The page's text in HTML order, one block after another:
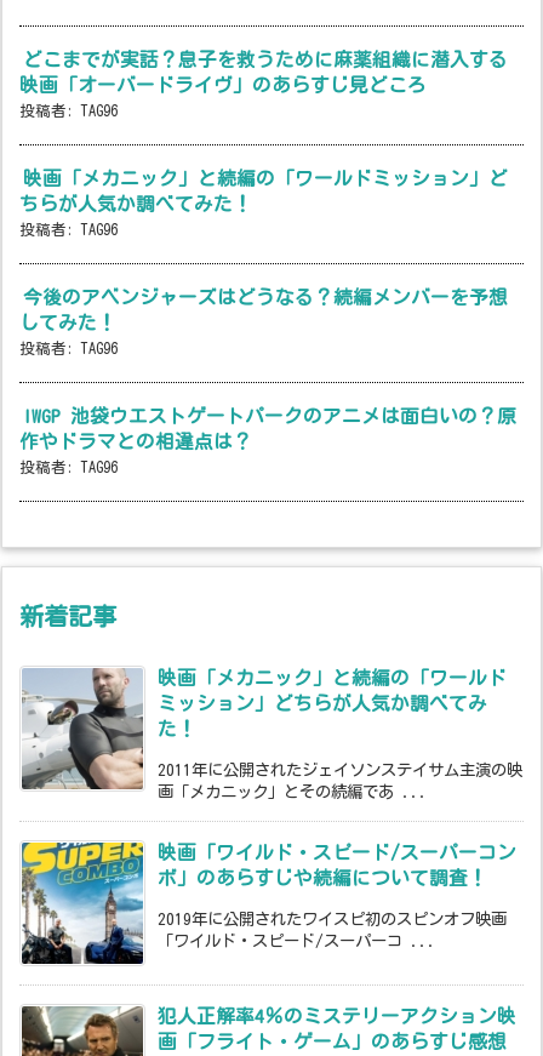
どこまでが実話？息子を救うために麻薬組織に潜入する
映画「オーバードライヴ」のあらすじ見どころ
投稿者: TAG96
映画「メカニック」と続編の「ワールドミッション」ど
ちらが人気か調べてみた！
投稿者: TAG96
今後のアベンジャーズはどうなる？続編メンバーを予想
してみた！
投稿者: TAG96
IWGP 池袋ウエストゲートパークのアニメは面白いの？原
作やドラマとの相違点は？
投稿者: TAG96
新着記事
映画「メカニック」と続編の「ワールド
ミッション」どちらが人気か調べてみ
た！
2011年に公開されたジェイソンステイサム主演の映
画「メカニック」とその続編であ ...
映画「ワイルド・スピード/スーパーコン
ボ」のあらすじや続編について調査！
2019年に公開されたワイスピ初のスピンオフ映画
「ワイルド・スピード/スーパーコ ...
犯人正解率4％のミステリーアクション映
画「フライト・ゲーム」のあらすじ感想